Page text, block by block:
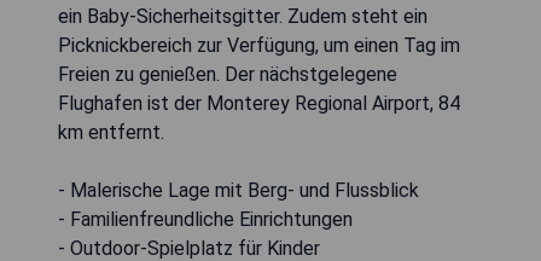
ein Baby-Sicherheitsgitter. Zudem steht ein
Picknickbereich zur Verfügung, um einen Tag im
Freien zu genießen. Der nächstgelegene
Flughafen ist der Monterey Regional Airport, 84
km entfernt.
- Malerische Lage mit Berg- und Flussblick
- Familienfreundliche Einrichtungen
- Outdoor-Spielplatz für Kinder